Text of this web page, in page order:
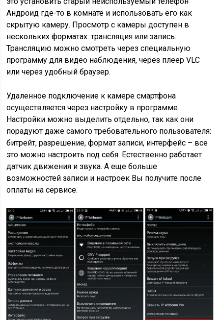
Андроид где-то в комнате и использовать его как
скрытую камеру. Просмотр с камеры доступен в
нескольких форматах: трансляция или запись.
Трансляцию можно смотреть через специальную
программу для видео наблюдения, через плеер VLC
или через удобный браузер.
Удаленное подключение к камере смартфона
осуществляется через настройку в программе.
Настройки можно выделить отдельно, так как они
порадуют даже самого требовательного пользователя:
битрейт, разрешение, формат записи, интерфейс – все
это можно настроить под себя. Естественно работает
датчик движения и звука. А еще больше
возможностей записи и настроек Вы получите после
оплаты на сервисе.